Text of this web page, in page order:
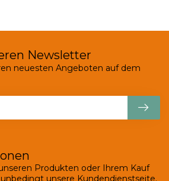
Produkten oder Ihrem Kauf
unsere Kundendienstseite.
Newsletter
neuesten Angeboten auf dem